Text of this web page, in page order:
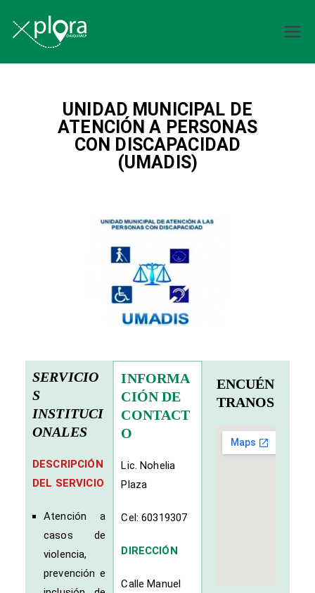
UNIDAD MUNICIPAL DE
ATENCIÓN A PERSONAS
CON DISCAPACIDAD
(UMADIS)
SERVICIO
S
INSTITUCI
ONALES
DESCRIPCIÓN
DEL SERVICIO
Atención a
casos de
violencia,
prevención e
INFORMA
CIÓN DE
CONTACT
O
Lic. Nohelia
Plaza
Cel: 60319307
DIRECCIÓN
Calle Manuel
ENCUÉN
TRANOS